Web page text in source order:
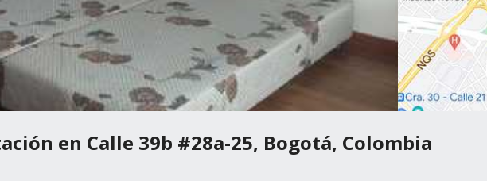
en Calle 39b #28a-25, Bogotá, Colombia